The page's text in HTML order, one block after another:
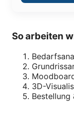
So arbeiten
3D-
Bestellung